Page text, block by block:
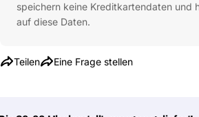
speichern keine Kreditkartendaten und
auf diese Daten.
Teilen
Teilen
Eine Frage stellen
Mail
Dein
Deine
Nachricht